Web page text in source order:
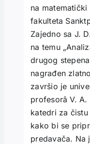
na
fakulteta
Zajedno sa J.
na temu
drugog
nagrađen
završio je
profesorâ V. A.
katedri za
kako bi se
predavača. Na